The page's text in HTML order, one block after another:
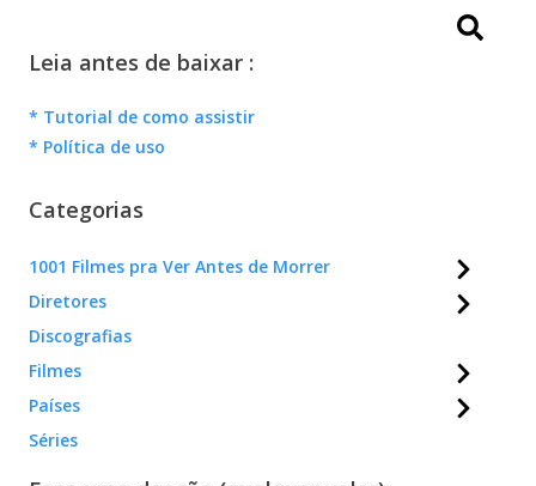
Leia antes de baixar :
* Tutorial de como assistir
* Política de uso
Categorias
1001 Filmes pra Ver Antes de Morrer
Diretores
Discografias
Filmes
Países
Séries